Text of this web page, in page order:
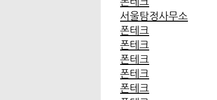
서울탐정사무소
폰테크
폰테크
폰테크
폰테크
폰테크